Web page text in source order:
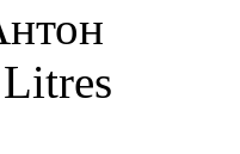
Litres